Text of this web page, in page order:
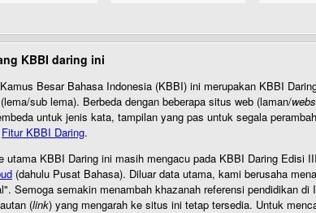
KBBI daring ini
Besar Bahasa Indonesia (KBBI) ini merupakan KBBI
sub lema). Berbeda dengan beberapa situs web (laman/
untuk jenis kata, tampilan yang pas untuk segala
Fitur KBBI Daring.
utama KBBI Daring ini masih mengacu pada KBBI Daring Edisi
(dahulu Pusat Bahasa). Diluar data utama, kami berusaha
Semoga semakin menambah khazanah referensi pendidikan
(link) yang mengarah ke situs ini tetap tersedia. Untuk